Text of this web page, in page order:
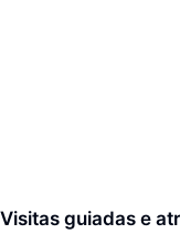
Visitas guiadas e